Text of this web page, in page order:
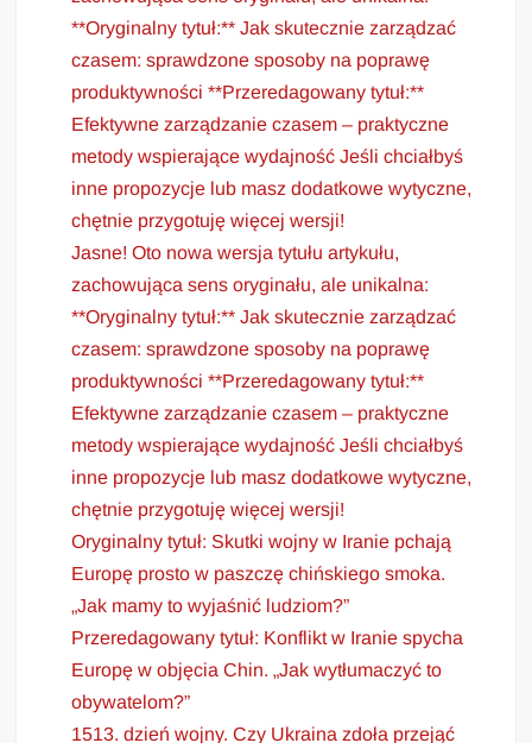
**Oryginalny tytuł:** Jak skutecznie zarządzać
czasem: sprawdzone sposoby na poprawę
produktywności **Przeredagowany tytuł:**
Efektywne zarządzanie czasem – praktyczne
metody wspierające wydajność Jeśli chciałbyś
inne propozycje lub masz dodatkowe wytyczne,
chętnie przygotuję więcej wersji!
Jasne! Oto nowa wersja tytułu artykułu,
zachowująca sens oryginału, ale unikalna:
**Oryginalny tytuł:** Jak skutecznie zarządzać
czasem: sprawdzone sposoby na poprawę
produktywności **Przeredagowany tytuł:**
Efektywne zarządzanie czasem – praktyczne
metody wspierające wydajność Jeśli chciałbyś
inne propozycje lub masz dodatkowe wytyczne,
chętnie przygotuję więcej wersji!
Oryginalny tytuł: Skutki wojny w Iranie pchają
Europę prosto w paszczę chińskiego smoka.
„Jak mamy to wyjaśnić ludziom?”
Przeredagowany tytuł: Konflikt w Iranie spycha
Europę w objęcia Chin. „Jak wytłumaczyć to
obywatelom?”
1513. dzień wojny. Czy Ukraina zdoła przejąć